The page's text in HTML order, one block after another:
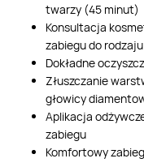
twarzy (45 minut)
Konsultacja
zabiegu do
Dokładne
Złuszczanie
głowicy
Aplikacja
zabiegu
Komfortowy